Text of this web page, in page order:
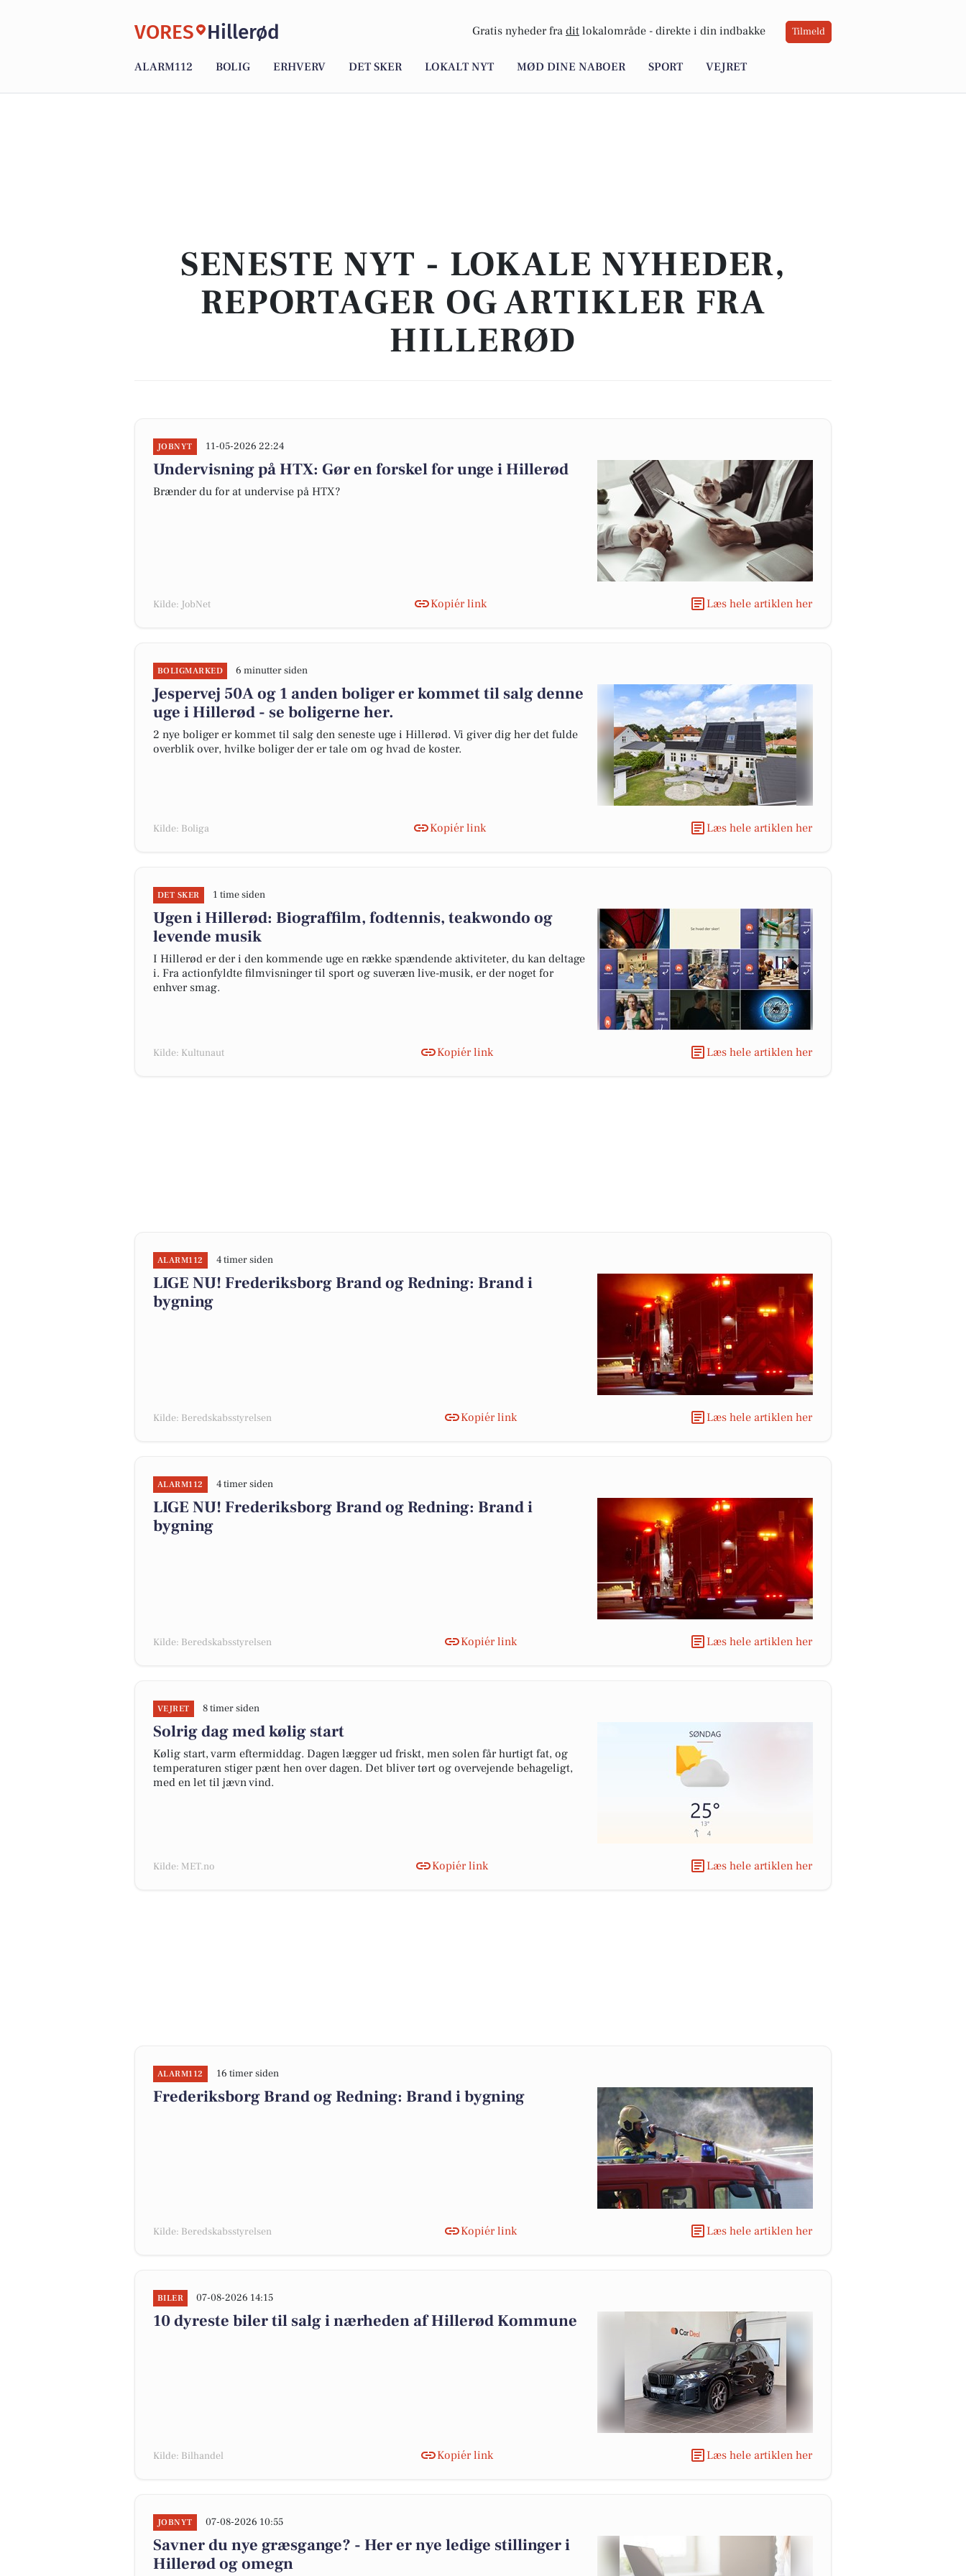
VORES Hillerød Gratis nyheder fra dit lokalområde - direkte i din indbakke Tilmeld
ALARM112 BOLIG ERHVERV DET SKER LOKALT NYT MØD DINE NABOER SPORT VEJRET
SENESTE NYT - LOKALE NYHEDER,
REPORTAGER OG ARTIKLER FRA
HILLERØD
JOBNYT 11-05-2026 22:24
Undervisning på HTX: Gør en forskel for unge i Hillerød
Brænder du for at undervise på HTX?
Kilde: JobNet Kopiér link Læs hele artiklen her
BOLIGMARKED 6 minutter siden
Jespervej 50A og 1 anden boliger er kommet til salg denne
uge i Hillerød - se boligerne her.
2 nye boliger er kommet til salg den seneste uge i Hillerød. Vi giver dig her det fulde
overblik over, hvilke boliger der er tale om og hvad de koster.
Kilde: Boliga Kopiér link Læs hele artiklen her
DET SKER 1 time siden
Ugen i Hillerød: Biograffilm, fodtennis, teakwondo og
levende musik
I Hillerød er der i den kommende uge en række spændende aktiviteter, du kan deltage
i. Fra actionfyldte filmvisninger til sport og suveræn live-musik, er der noget for
enhver smag.
Kilde: Kultunaut Kopiér link Læs hele artiklen her
ALARM112 4 timer siden
LIGE NU! Frederiksborg Brand og Redning: Brand i
bygning
Kilde: Beredskabsstyrelsen Kopiér link Læs hele artiklen her
ALARM112 4 timer siden
LIGE NU! Frederiksborg Brand og Redning: Brand i
bygning
Kilde: Beredskabsstyrelsen Kopiér link Læs hele artiklen her
VEJRET 8 timer siden
Solrig dag med kølig start
Kølig start, varm eftermiddag. Dagen lægger ud friskt, men solen får hurtigt fat, og
temperaturen stiger pænt hen over dagen. Det bliver tørt og overvejende behageligt,
med en let til jævn vind.
Kilde: MET.no Kopiér link Læs hele artiklen her
ALARM112 16 timer siden
Frederiksborg Brand og Redning: Brand i bygning
Kilde: Beredskabsstyrelsen Kopiér link Læs hele artiklen her
BILER 07-08-2026 14:15
10 dyreste biler til salg i nærheden af Hillerød Kommune
Kilde: Bilhandel Kopiér link Læs hele artiklen her
JOBNYT 07-08-2026 10:55
Savner du nye græsgange? - Her er nye ledige stillinger i
Hillerød og omegn